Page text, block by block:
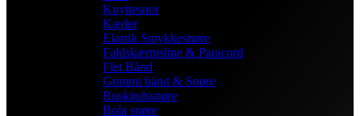
Knyttesnor
Kæder
Elastik Smykkesnøre
Faldskærmsline & Paracord
Flet Bånd
Gummi bånd & Snøre
Ruskindssnøre
Bola snøre